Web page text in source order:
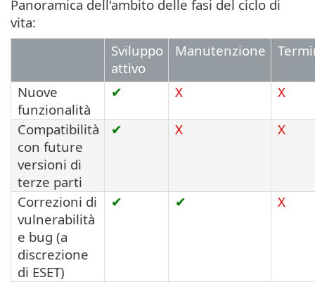
Panoramica dell'ambito delle fasi del ciclo di
vita:
Sviluppo
attivo
Manutenzione
Nuove
funzionalità
✔ X X
Compatibilità
con future
versioni di
terze parti
✔ X X
Correzioni di
vulnerabilità
e bug (a
discrezione
di ESET)
✔ ✔ X